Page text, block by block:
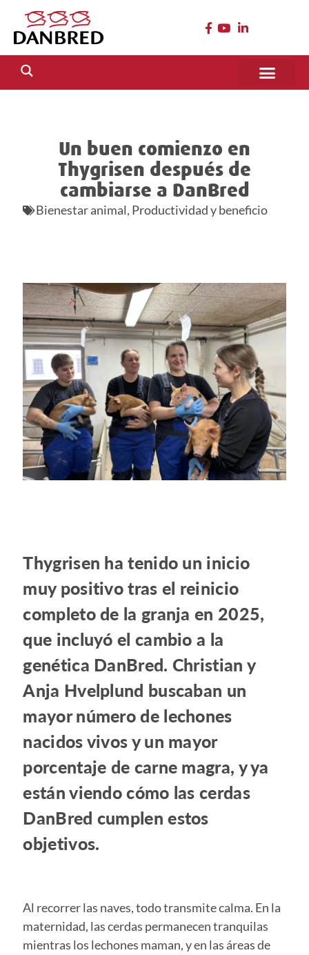
Un buen comienzo en
Thygrisen después de
cambiarse a DanBred
Bienestar animal, Productividad y beneficio
Thygrisen ha tenido un inicio
muy positivo tras el reinicio
completo de la granja en 2025,
que incluyó el cambio a la
genética DanBred. Christian y
Anja Hvelplund buscaban un
mayor número de lechones
nacidos vivos y un mayor
porcentaje de carne magra, y ya
están viendo cómo las cerdas
DanBred cumplen estos
objetivos.
Al recorrer las naves, todo transmite calma. En la
maternidad, las cerdas permanecen tranquilas
mientras los lechones maman, y en las áreas de